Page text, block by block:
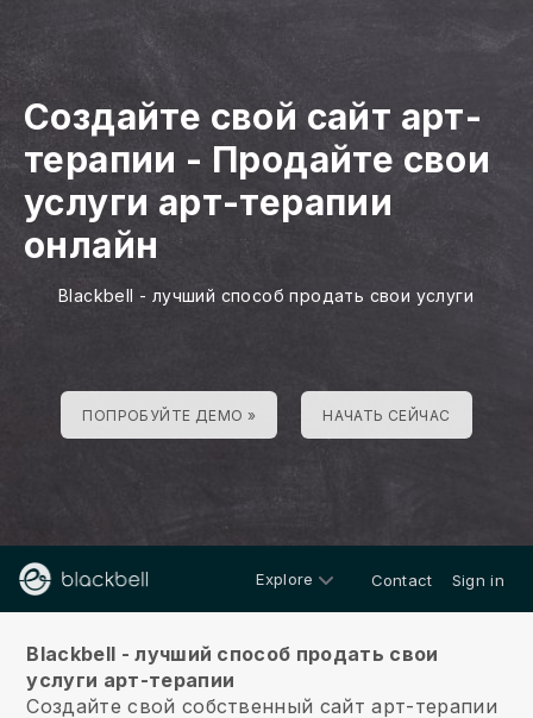
Создайте свой сайт арт-
терапии - Продайте свои
услуги арт-терапии
онлайн
Blackbell - лучший способ продать свои услуги
ПОПРОБУЙТЕ ДЕМО » НАЧАТЬ СЕЙЧАС
Explore Contact Sign in
Blackbell - лучший способ продать свои
услуги арт-терапии
Создайте свой собственный сайт арт-терапии